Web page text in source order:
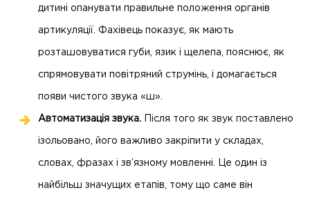
дитині опанувати правильне положення органів
артикуляції. Фахівець показує, як мають
розташовуватися губи, язик і щелепа, пояснює, як
спрямовувати повітряний струмінь, і домагається
появи чистого звука «ш».
Автоматизація звука. Після того як звук поставлено
ізольовано, його важливо закріпити у складах,
словах, фразах і зв’язному мовленні. Це один із
найбільш значущих етапів, тому що саме він